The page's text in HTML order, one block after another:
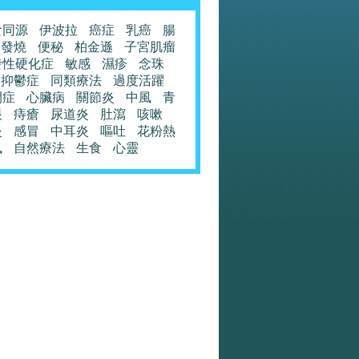
源 伊波拉 癌症 乳癌
腸
發燒
便秘 柏金遜
子宮肌瘤
硬化症
敏感 濕疹
念珠
抑鬱症
同類療法
過度活躍
心臟病 關節炎 中風
青
痔瘡 尿道炎 肚瀉
咳嗽
感冒 中耳炎 嘔吐
花粉熱
自然療法 生食 心靈